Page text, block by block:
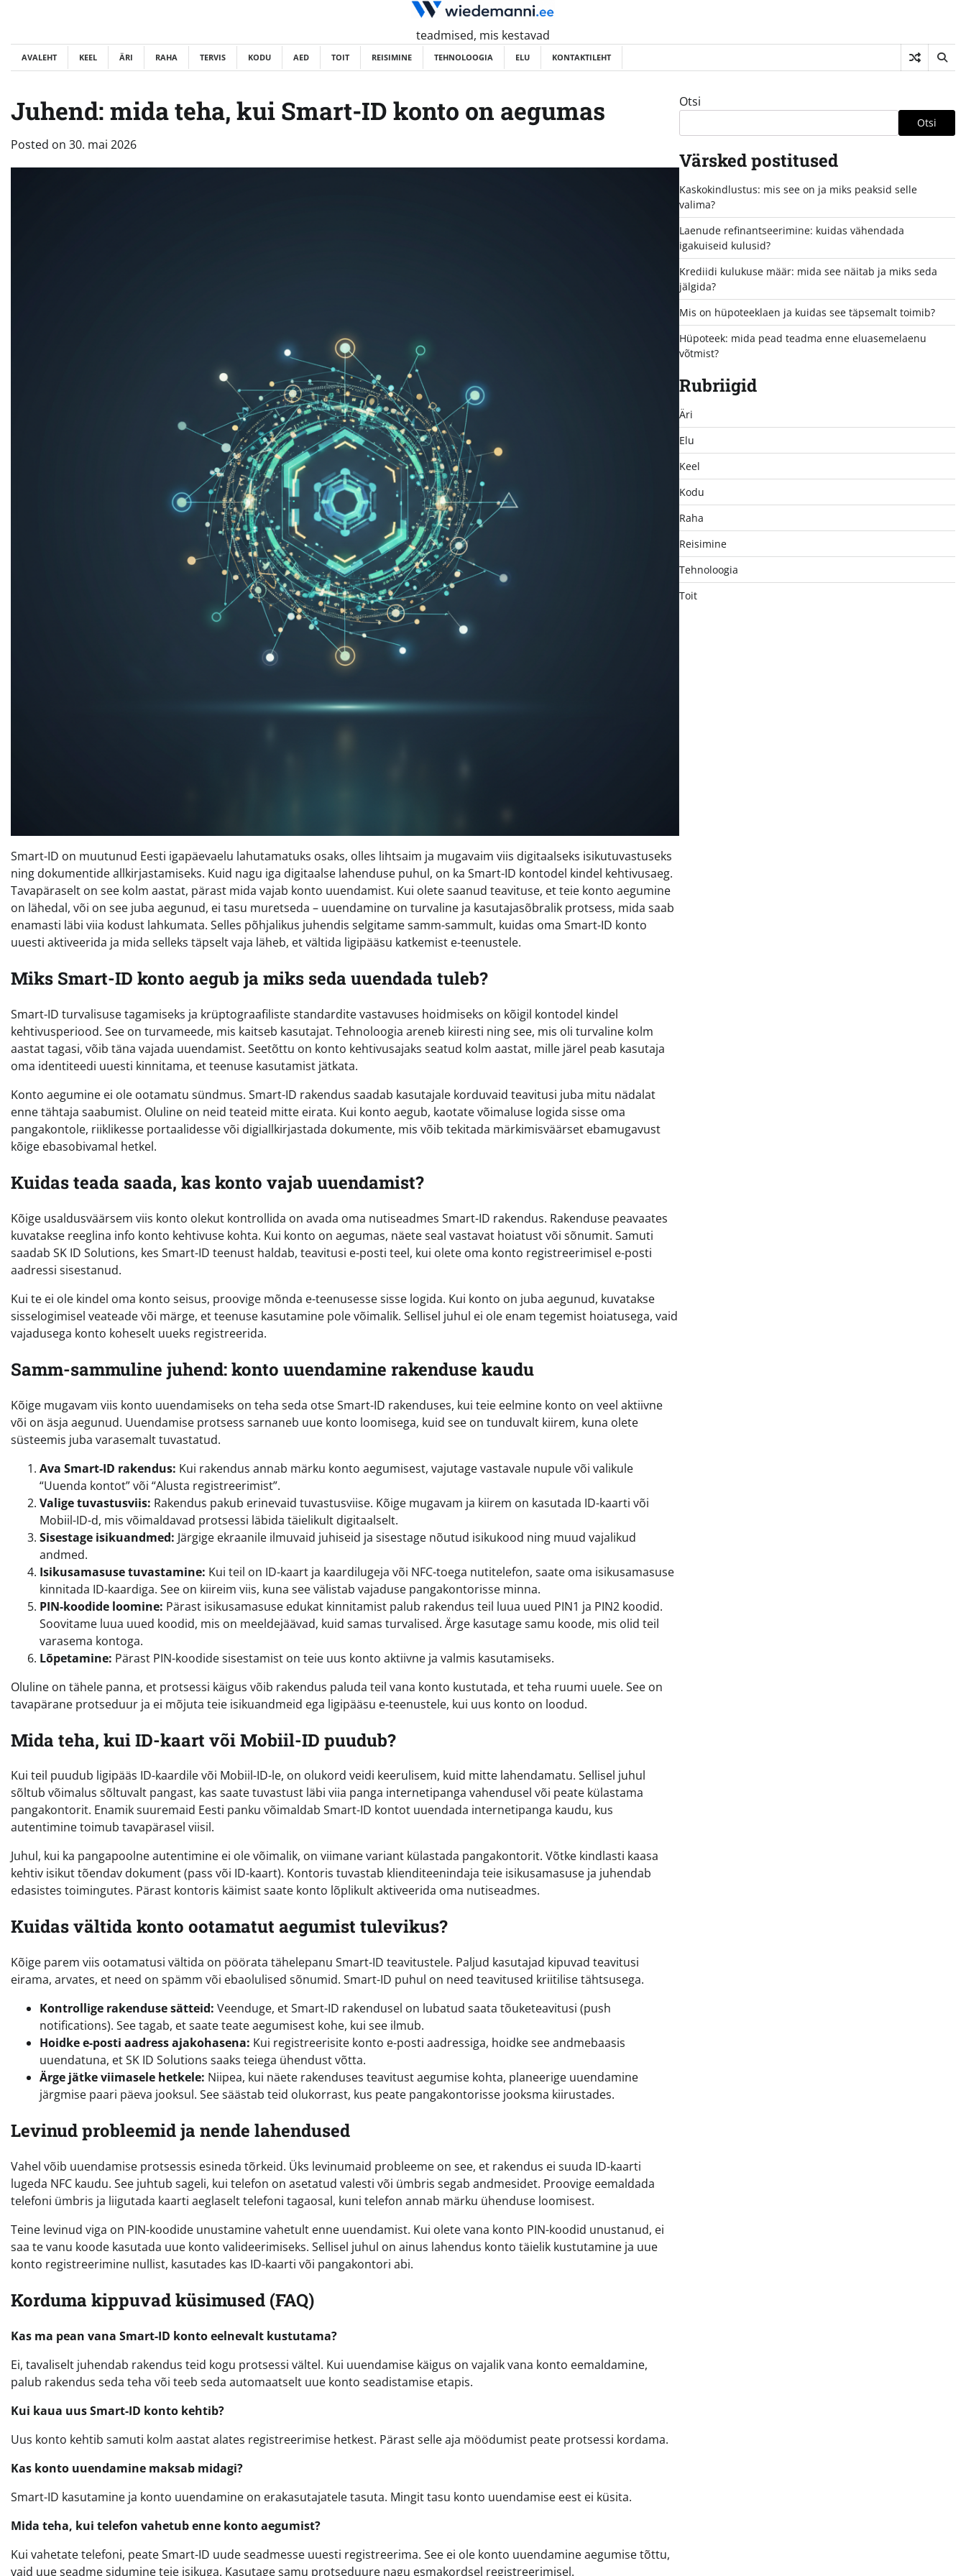
content
teadmised, mis kestavad
AVALEHT KEEL ÄRI RAHA TERVIS KODU AED TOIT REISIMINE TEHNOLOOGIA ELU KONTAKTILEHT
Juhend: mida teha, kui Smart-ID konto on aegumas
Posted on 30. mai 2026
Smart-ID on muutunud Eesti igapäevaelu lahutamatuks osaks, olles lihtsaim ja mugavaim viis digitaalseks isikutuvastuseks
ning dokumentide allkirjastamiseks. Kuid nagu iga digitaalse lahenduse puhul, on ka Smart-ID kontodel kindel kehtivusaeg.
Tavapäraselt on see kolm aastat, pärast mida vajab konto uuendamist. Kui olete saanud teavituse, et teie konto aegumine
on lähedal, või on see juba aegunud, ei tasu muretseda – uuendamine on turvaline ja kasutajasõbralik protsess, mida saab
enamasti läbi viia kodust lahkumata. Selles põhjalikus juhendis selgitame samm-sammult, kuidas oma Smart-ID konto
uuesti aktiveerida ja mida selleks täpselt vaja läheb, et vältida ligipääsu katkemist e-teenustele.
Miks Smart-ID konto aegub ja miks seda uuendada tuleb?
Smart-ID turvalisuse tagamiseks ja krüptograafiliste standardite vastavuses hoidmiseks on kõigil kontodel kindel
kehtivusperiood. See on turvameede, mis kaitseb kasutajat. Tehnoloogia areneb kiiresti ning see, mis oli turvaline kolm
aastat tagasi, võib täna vajada uuendamist. Seetõttu on konto kehtivusajaks seatud kolm aastat, mille järel peab kasutaja
oma identiteedi uuesti kinnitama, et teenuse kasutamist jätkata.
Konto aegumine ei ole ootamatu sündmus. Smart-ID rakendus saadab kasutajale korduvaid teavitusi juba mitu nädalat
enne tähtaja saabumist. Oluline on neid teateid mitte eirata. Kui konto aegub, kaotate võimaluse logida sisse oma
pangakontole, riiklikesse portaalidesse või digiallkirjastada dokumente, mis võib tekitada märkimisväärset ebamugavust
kõige ebasobivamal hetkel.
Kuidas teada saada, kas konto vajab uuendamist?
Kõige usaldusväärsem viis konto olekut kontrollida on avada oma nutiseadmes Smart-ID rakendus. Rakenduse peavaates
kuvatakse reeglina info konto kehtivuse kohta. Kui konto on aegumas, näete seal vastavat hoiatust või sõnumit. Samuti
saadab SK ID Solutions, kes Smart-ID teenust haldab, teavitusi e-posti teel, kui olete oma konto registreerimisel e-posti
aadressi sisestanud.
Kui te ei ole kindel oma konto seisus, proovige mõnda e-teenusesse sisse logida. Kui konto on juba aegunud, kuvatakse
sisselogimisel veateade või märge, et teenuse kasutamine pole võimalik. Sellisel juhul ei ole enam tegemist hoiatusega, vaid
vajadusega konto koheselt uueks registreerida.
Samm-sammuline juhend: konto uuendamine rakenduse kaudu
Kõige mugavam viis konto uuendamiseks on teha seda otse Smart-ID rakenduses, kui teie eelmine konto on veel aktiivne
või on äsja aegunud. Uuendamise protsess sarnaneb uue konto loomisega, kuid see on tunduvalt kiirem, kuna olete
süsteemis juba varasemalt tuvastatud.
Ava Smart-ID rakendus: Kui rakendus annab märku konto aegumisest, vajutage vastavale nupule või valikule
“Uuenda kontot” või “Alusta registreerimist”.
Valige tuvastusviis: Rakendus pakub erinevaid tuvastusviise. Kõige mugavam ja kiirem on kasutada ID-kaarti või
Mobiil-ID-d, mis võimaldavad protsessi läbida täielikult digitaalselt.
Sisestage isikuandmed: Järgige ekraanile ilmuvaid juhiseid ja sisestage nõutud isikukood ning muud vajalikud
andmed.
Isikusamasuse tuvastamine: Kui teil on ID-kaart ja kaardilugeja või NFC-toega nutitelefon, saate oma isikusamasuse
kinnitada ID-kaardiga. See on kiireim viis, kuna see välistab vajaduse pangakontorisse minna.
PIN-koodide loomine: Pärast isikusamasuse edukat kinnitamist palub rakendus teil luua uued PIN1 ja PIN2 koodid.
Soovitame luua uued koodid, mis on meeldejäävad, kuid samas turvalised. Ärge kasutage samu koode, mis olid teil
varasema kontoga.
Lõpetamine: Pärast PIN-koodide sisestamist on teie uus konto aktiivne ja valmis kasutamiseks.
Oluline on tähele panna, et protsessi käigus võib rakendus paluda teil vana konto kustutada, et teha ruumi uuele. See on
tavapärane protseduur ja ei mõjuta teie isikuandmeid ega ligipääsu e-teenustele, kui uus konto on loodud.
Mida teha, kui ID-kaart või Mobiil-ID puudub?
Kui teil puudub ligipääs ID-kaardile või Mobiil-ID-le, on olukord veidi keerulisem, kuid mitte lahendamatu. Sellisel juhul
sõltub võimalus sõltuvalt pangast, kas saate tuvastust läbi viia panga internetipanga vahendusel või peate külastama
pangakontorit. Enamik suuremaid Eesti panku võimaldab Smart-ID kontot uuendada internetipanga kaudu, kus
autentimine toimub tavapärasel viisil.
Juhul, kui ka pangapoolne autentimine ei ole võimalik, on viimane variant külastada pangakontorit. Võtke kindlasti kaasa
kehtiv isikut tõendav dokument (pass või ID-kaart). Kontoris tuvastab klienditeenindaja teie isikusamasuse ja juhendab
edasistes toimingutes. Pärast kontoris käimist saate konto lõplikult aktiveerida oma nutiseadmes.
Kuidas vältida konto ootamatut aegumist tulevikus?
Kõige parem viis ootamatusi vältida on pöörata tähelepanu Smart-ID teavitustele. Paljud kasutajad kipuvad teavitusi
eirama, arvates, et need on spämm või ebaolulised sõnumid. Smart-ID puhul on need teavitused kriitilise tähtsusega.
Kontrollige rakenduse sätteid: Veenduge, et Smart-ID rakendusel on lubatud saata tõuketeavitusi (push
notifications). See tagab, et saate teate aegumisest kohe, kui see ilmub.
Hoidke e-posti aadress ajakohasena: Kui registreerisite konto e-posti aadressiga, hoidke see andmebaasis
uuendatuna, et SK ID Solutions saaks teiega ühendust võtta.
Ärge jätke viimasele hetkele: Niipea, kui näete rakenduses teavitust aegumise kohta, planeerige uuendamine
järgmise paari päeva jooksul. See säästab teid olukorrast, kus peate pangakontorisse jooksma kiirustades.
Levinud probleemid ja nende lahendused
Vahel võib uuendamise protsessis esineda tõrkeid. Üks levinumaid probleeme on see, et rakendus ei suuda ID-kaarti
lugeda NFC kaudu. See juhtub sageli, kui telefon on asetatud valesti või ümbris segab andmesidet. Proovige eemaldada
telefoni ümbris ja liigutada kaarti aeglaselt telefoni tagaosal, kuni telefon annab märku ühenduse loomisest.
Teine levinud viga on PIN-koodide unustamine vahetult enne uuendamist. Kui olete vana konto PIN-koodid unustanud, ei
saa te vanu koode kasutada uue konto valideerimiseks. Sellisel juhul on ainus lahendus konto täielik kustutamine ja uue
konto registreerimine nullist, kasutades kas ID-kaarti või pangakontori abi.
Korduma kippuvad küsimused (FAQ)
Kas ma pean vana Smart-ID konto eelnevalt kustutama?
Ei, tavaliselt juhendab rakendus teid kogu protsessi vältel. Kui uuendamise käigus on vajalik vana konto eemaldamine,
palub rakendus seda teha või teeb seda automaatselt uue konto seadistamise etapis.
Kui kaua uus Smart-ID konto kehtib?
Uus konto kehtib samuti kolm aastat alates registreerimise hetkest. Pärast selle aja möödumist peate protsessi kordama.
Kas konto uuendamine maksab midagi?
Smart-ID kasutamine ja konto uuendamine on erakasutajatele tasuta. Mingit tasu konto uuendamise eest ei küsita.
Mida teha, kui telefon vahetub enne konto aegumist?
Kui vahetate telefoni, peate Smart-ID uude seadmesse uuesti registreerima. See ei ole konto uuendamine aegumise tõttu,
vaid uue seadme sidumine teie isikuga. Kasutage samu protseduure nagu esmakordsel registreerimisel.
Otsi
Otsi
Värsked postitused
Kaskokindlustus: mis see on ja miks peaksid selle
valima?
Laenude refinantseerimine: kuidas vähendada
igakuiseid kulusid?
Krediidi kulukuse määr: mida see näitab ja miks seda
jälgida?
Mis on hüpoteeklaen ja kuidas see täpsemalt toimib?
Hüpoteek: mida pead teadma enne eluasemelaenu
võtmist?
Rubriigid
Äri
Elu
Keel
Kodu
Raha
Reisimine
Tehnoloogia
Toit